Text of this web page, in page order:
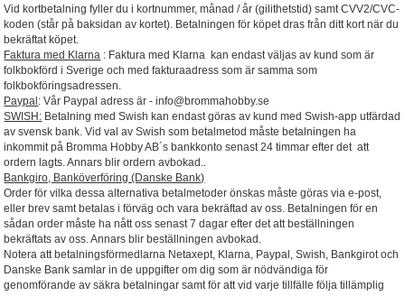
Vid kortbetalning fyller du i kortnummer, månad / år (gilithetstid) samt CVV2/CVC-
koden (står på baksidan av kortet). Betalningen för köpet dras från ditt kort när du
bekräftat köpet.
Faktura med Klarna : Faktura med Klarna kan endast väljas av kund som är
folkbokförd i Sverige och med fakturaadress som är samma som
folkbokföringsadressen.
Paypal : Vår Paypal adress är - info@brommahobby.se
SWISH: Betalning med Swish kan endast göras av kund med Swish-app utfärdad
av svensk bank. Vid val av Swish som betalmetod måste betalningen ha
inkommit på Bromma Hobby AB´s bankkonto senast 24 timmar efter det att
ordern lagts. Annars blir ordern avbokad..
Bankgiro, Banköverföring (Danske Bank)
Order för vilka dessa alternativa betalmetoder önskas måste göras via e-post,
eller brev samt betalas i förväg och vara bekräftad av oss. Betalningen för en
sådan order måste ha nått oss senast 7 dagar efter det att beställningen
bekräftats av oss. Annars blir beställningen avbokad.
Notera att betalningsförmedlarna Netaxept, Klarna, Paypal, Swish, Bankgirot och
Danske Bank samlar in de uppgifter om dig som är nödvändiga för
genomförande av säkra betalningar samt för att vid varje tillfälle följa tillämplig